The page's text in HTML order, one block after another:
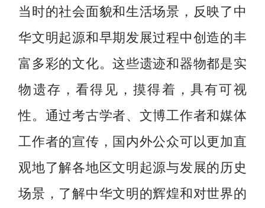
当时的社会面貌和生活场景，反映了中
华文明起源和早期发展过程中创造的丰
富多彩的文化。这些遗迹和器物都是实
物遗存，看得见，摸得着，具有可视
性。通过考古学者、文博工作者和媒体
工作者的宣传，国内外公众可以更加直
观地了解各地区文明起源与发展的历史
场景，了解中华文明的辉煌和对世界的